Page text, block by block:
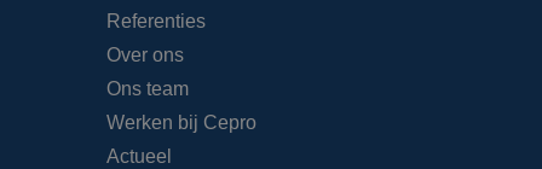
Referenties
Over ons
Ons team
Werken bij Cepro
Actueel